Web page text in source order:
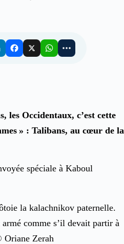
les Occidentaux, c’est cette
» : Talibans, au cœur de la
spéciale à Kaboul
la kalachnikov paternelle.
comme s’il devait partir à
Oriane Zerah